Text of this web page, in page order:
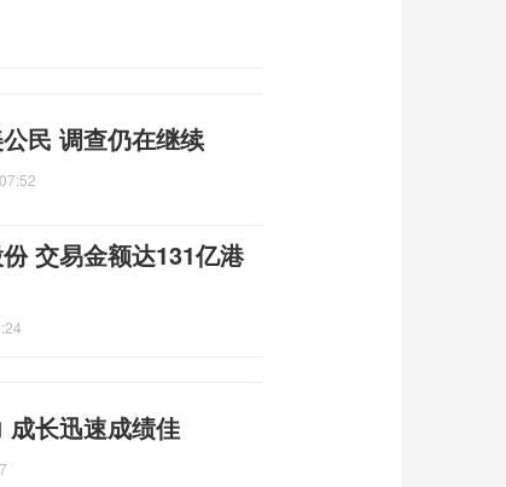
民 调查仍在继续
交易金额达131亿港
成长迅速成绩佳